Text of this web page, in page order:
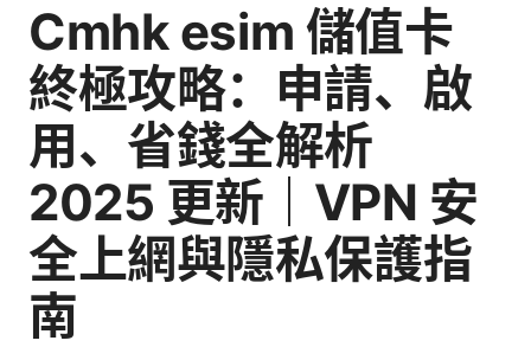
Cmhk esim 儲值卡
終極攻略：申請、啟
用、省錢全解析
2025 更新｜VPN 安
全上網與隱私保護指
南